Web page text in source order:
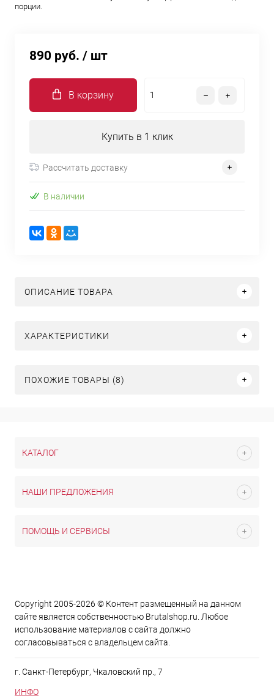
порции.
890 руб. / шт
В корзину
Купить в 1 клик
Рассчитать доставку
В наличии
ОПИСАНИЕ ТОВАРА
ХАРАКТЕРИСТИКИ
ПОХОЖИЕ ТОВАРЫ (8)
КАТАЛОГ
НАШИ ПРЕДЛОЖЕНИЯ
ПОМОЩЬ И СЕРВИСЫ
Copyright 2005-2026 © Контент размещенный на данном
сайте является cобственностью Brutalshop.ru. Любое
использование материалов с сайта должно
согласовываться с владельцем сайта.
г. Санкт-Петербург, Чкаловский пр., 7
ИНФО